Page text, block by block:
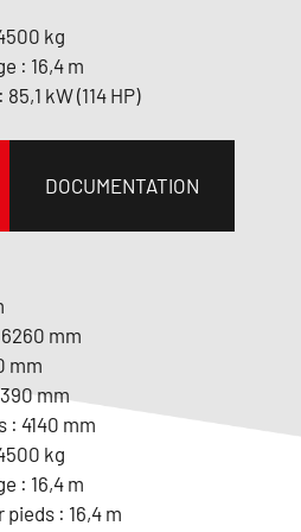
kg
: 16,4 m
kW (114 HP)
DOCUMENTATION
mm
mm
mm
: 4140 mm
kg
: 16,4 m
: 16,4 m